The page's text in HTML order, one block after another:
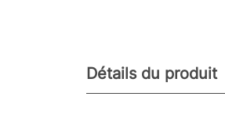
Détails du produit